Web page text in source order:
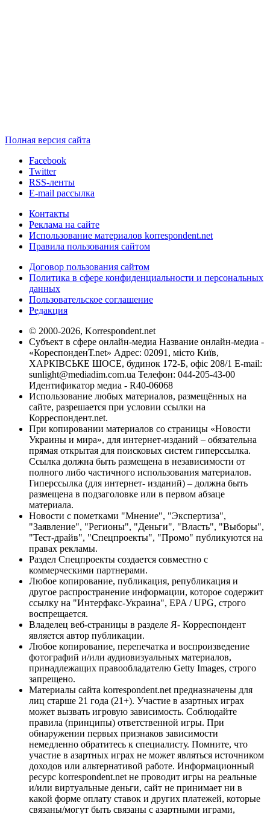
Полная версия сайта
Facebook
Twitter
RSS-ленты
E-mail рассылка
Контакты
Реклама на сайте
Использование материалов korrespondent.net
Правила пользования сайтом
Договор пользования сайтом
Политика в сфере конфиденциальности и персональных
данных
Пользовательское соглашение
Редакция
© 2000-2026, Korrespondent.net
Субъект в сфере онлайн-медиа Название онлайн-медиа -
«КореспонденТ.net» Адрес: 02091, місто Київ,
ХАРКІВСЬКЕ ШОСЕ, будинок 172-Б, офіс 208/1 E-mail:
sunlight@mediadim.com.ua Телефон: 044-205-43-00
Идентификатор медиа - R40-06068
Использование любых материалов, размещённых на
сайте, разрешается при условии ссылки на
Корреспондент.net.
При копировании материалов со страницы «Новости
Украины и мира», для интернет-изданий – обязательна
прямая открытая для поисковых систем гиперссылка.
Ссылка должна быть размещена в независимости от
полного либо частичного использования материалов.
Гиперссылка (для интернет- изданий) – должна быть
размещена в подзаголовке или в первом абзаце
материала.
Новости с пометками "Мнение", "Экспертиза",
"Заявление", "Регионы", "Деньги", "Власть", "Выборы",
"Тест-драйв", "Спецпроекты", "Промо" публикуются на
правах рекламы.
Раздел Спецпроекты создается совместно с
коммерческими партнерами.
Любое копирование, публикация, републикация и
другое распространение информации, которое содержит
ссылку на "Интерфакс-Украина", EPA / UPG, строго
воспрещается.
Владелец веб-страницы в разделе Я- Корреспондент
является автор публикации.
Любое копирование, перепечатка и воспроизведение
фотографий и/или аудиовизуальных материалов,
принадлежащих правообладателю Getty Images, строго
запрещено.
Материалы сайта korrespondent.net предназначены для
лиц старше 21 года (21+). Участие в азартных играх
может вызвать игровую зависимость. Соблюдайте
правила (принципы) ответственной игры. При
обнаружении первых признаков зависимости
немедленно обратитесь к специалисту. Помните, что
участие в азартных играх не может являться источником
доходов или альтернативой работе. Информационный
ресурс korrespondent.net не проводит игры на реальные
и/или виртуальные деньги, сайт не принимает ни в
какой форме оплату ставок и других платежей, которые
связаны/могут быть связаны с азартными играми,